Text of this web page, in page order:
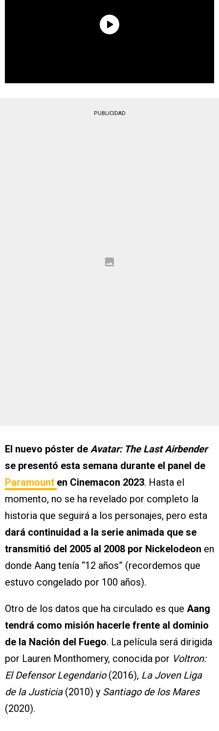
PUBLICIDAD
El nuevo póster de Avatar: The Last Airbender
se presentó esta semana durante el panel de
Paramount en Cinemacon 2023. Hasta el
momento, no se ha revelado por completo la
historia que seguirá a los personajes, pero esta
dará continuidad a la serie animada que se
transmitió del 2005 al 2008 por Nickelodeon en
donde Aang tenía “12 años” (recordemos que
estuvo congelado por 100 años).
Otro de los datos que ha circulado es que Aang
tendrá como misión hacerle frente al dominio
de la Nación del Fuego. La película será dirigida
por Lauren Monthomery, conocida por Voltron:
El Defensor Legendario (2016), La Joven Liga
de la Justicia (2010) y Santiago de los Mares
(2020).